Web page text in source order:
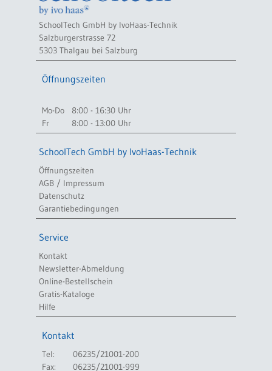
SchoolTech GmbH by IvoHaas-Technik
Salzburgerstrasse 72
5303 Thalgau bei Salzburg
Öffnungszeiten
Mo-Do
8:00 - 16:30 Uhr
Fr
8:00 - 13:00 Uhr
SchoolTech GmbH by IvoHaas-Technik
Öffnungszeiten
AGB / Impressum
Datenschutz
Garantiebedingungen
Service
Kontakt
Newsletter-Abmeldung
Online-Bestellschein
Gratis-Kataloge
Hilfe
Kontakt
Tel:
06235/21001-200
Fax:
06235/21001-999